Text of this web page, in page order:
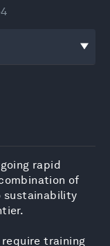
rapid
of
sustainability
training